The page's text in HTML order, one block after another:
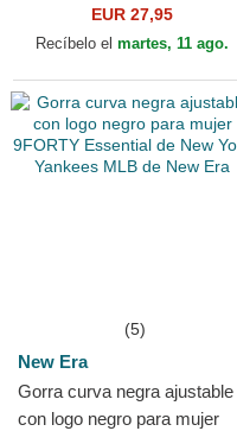
Logo de New York Yankees
MLB de New Era
EUR 27,95
Recíbelo el martes, 11 ago.
(5)
New Era
Gorra curva negra ajustable
con logo negro para mujer